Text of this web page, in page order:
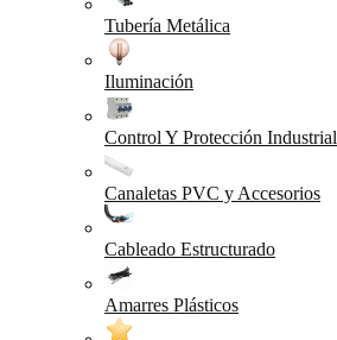
Tubería Metálica
Iluminación
Control Y Protección Industrial
Canaletas PVC y Accesorios
Cableado Estructurado
Amarres Plásticos